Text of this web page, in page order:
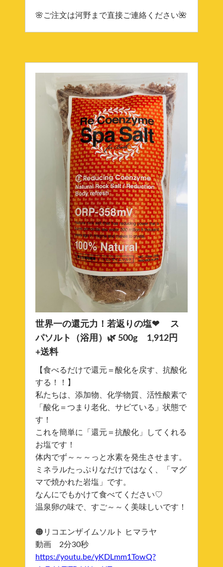
🌸ご注文は河野まで直接ご連絡ください🌺
世界一の還元力！若返りの塩❤ ス
パソルト（浴用）🌿 500g 1,912円
+送料
【食べるだけで還元＝酸化を戻す、抗酸化
する！！】
私たちは、添加物、化学物質、活性酸素で
「酸化＝つまり老化、サビている」状態で
す！
これを簡単に「還元＝抗酸化」してくれる
お塩です！
体内でず～～～っと水素を発生させます。
ミネラルたっぷりなだけではなく、「マグ
マで焼かれた岩塩」です。
なんにでもかけて食べてください♡
温泉卵の味で、すご～～く美味しいです！
🟠リコエンザイムソルト ヒマラヤ
動画 2分30秒
https://youtu.be/yKDLmm1TowQ?